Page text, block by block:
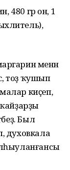
480 гр он, 1
менән
тоҙ ҡушып
киҫеп,
Был
духовкала